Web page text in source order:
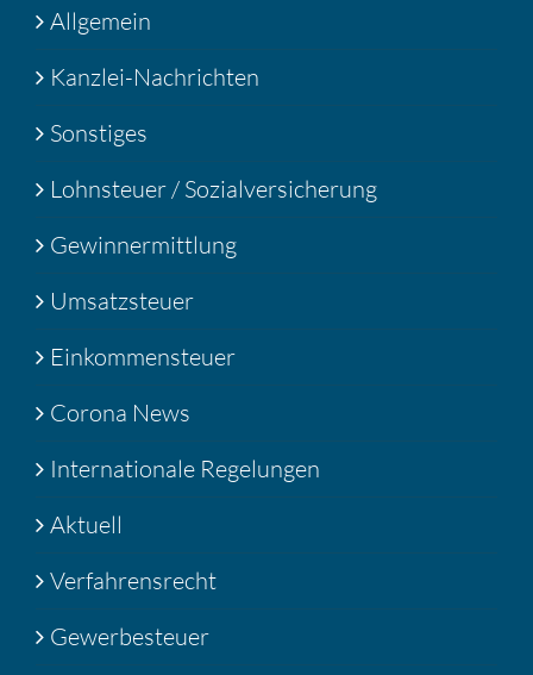
Allgemein
Kanzlei-Nachrichten
Sonstiges
Lohnsteuer / Sozialversicherung
Gewinnermittlung
Umsatzsteuer
Einkommensteuer
Corona News
Internationale Regelungen
Aktuell
Verfahrensrecht
Gewerbesteuer